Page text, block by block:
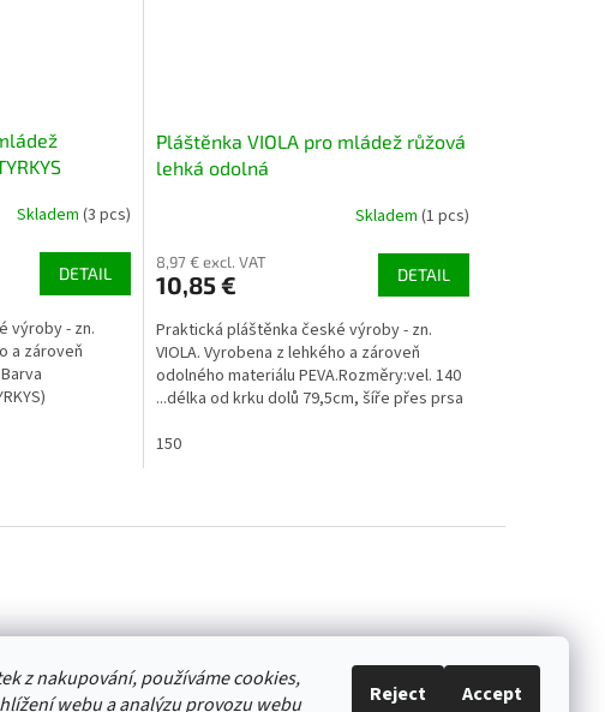
z nakupování, používáme cookies,
webu a analýzu provozu webu
Reject Accept
Skladem (3 pcs)
DETAIL
výroby - zn.
a zároveň
Pláštěnka VIOLA pro mládež růžová
lehká odolná
Skladem (1 pcs)
8,97 € excl. VAT
10,85 € DETAIL
Praktická pláštěnka české výroby - zn.
VIOLA. Vyrobena z lehkého a zároveň
odolného materiálu PEVA.Rozměry:vel. 140
...délka od krku dolů 79,5cm, šíře přes prsa
150